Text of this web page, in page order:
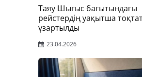
Таяу Шығыс бағытындағы
рейстердің уақытша
ұзартылды
23.04.2026